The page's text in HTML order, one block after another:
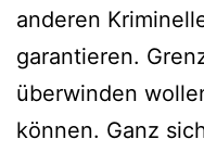
anderen
garantieren.
überwinden
können. Ganz